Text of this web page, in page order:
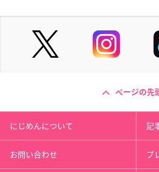
ページの先
にじめんについて 記
お問い合わせ プ